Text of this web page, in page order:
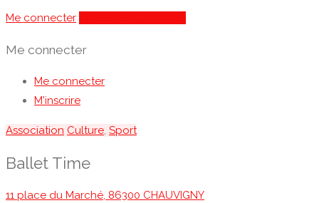
Me connecter
Me connecter
Me connecter
M'inscrire
Association Culture, Sport
Ballet Time
11 place du Marché, 86300 CHAUVIGNY